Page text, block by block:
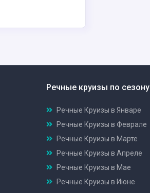
Речные круизы по сезону
Речные Круизы в Январе
Речные Круизы в Феврале
Речные Круизы в Марте
Речные Круизы в Апреле
Речные Круизы в Мае
Речные Круизы в Июне